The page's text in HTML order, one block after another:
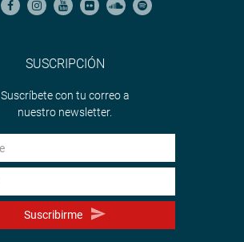
SUSCRIPCIÓN
Suscríbete con tu correo a
nuestro newsletter.
Suscribirme